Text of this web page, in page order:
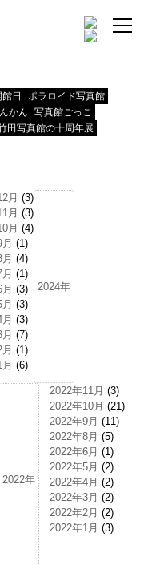
館日
ポラロイド写真館
かん
写真館ごっこ
田写真館の十周年展
月 (3)
月 (3)
月 (4)
(1)
(4)
(1)
(3)
(3)
(3)
(7)
(1)
(6)
2024年
2022年
2022年11月 (3)
2022年10月 (21)
2022年9月 (11)
2022年8月 (5)
2022年6月 (1)
2022年5月 (2)
2022年4月 (2)
2022年3月 (2)
2022年2月 (2)
2022年1月 (3)